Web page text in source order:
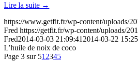
Lire la suite →
https://www.getfit.fr/wp-content/uploads/
Fred https://getfit.fr/wp-content/uploads/
Fred2014-03-03 21:09:41 2014-03-22
L’huile de noix de coco
Page 3 sur 51 2345